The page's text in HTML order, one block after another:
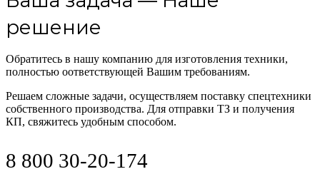
решение
Обратитесь в нашу компанию для изготовления техники,
полностью оответствующей Вашим требованиям.
Решаем сложные задачи, осуществляем поставку спецтехники
собственного производства. Для отправки ТЗ и получения
КП, свяжитесь удобным способом.
8 800 30-20-174